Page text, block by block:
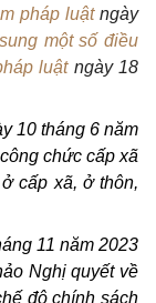
pháp luậtngày
một số điều
luật ngày 18
10 tháng 6 năm
chức cấp xã
cấp xã, ở thôn,
11 năm 2023
Nghị quyết về
độ chính sách